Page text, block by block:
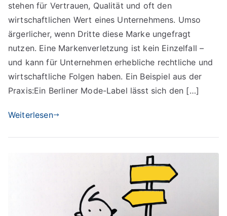
Ideen
Streit
wird:
Was
einer
Markenverletzung
stehen für Vertrauen, Qualität und oft den
wirtschaftlichen Wert eines Unternehmens. Umso
ärgerlicher, wenn Dritte diese Marke ungefragt
nutzen. Eine Markenverletzung ist kein Einzelfall –
und kann für Unternehmen erhebliche rechtliche und
wirtschaftliche Folgen haben. Ein Beispiel aus der
Praxis:Ein Berliner Mode-Label lässt sich den […]
Weiterlesen